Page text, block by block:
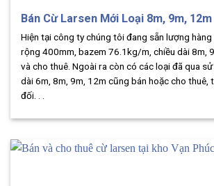
Bán Cừ Larsen Mới Loại 8m, 9m, 12m
Hiện tại công ty chúng tôi đang sẵn lượng hàng
rộng 400mm, bazem 76.1kg/m, chiều dài 8m,
và cho thuê. Ngoài ra còn có các loại đã qua
dài 6m, 8m, 9m, 12m cũng bán hoặc cho thuê,
đối. . .